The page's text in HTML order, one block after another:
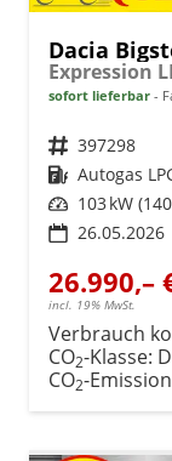
Dacia
Expression
sofort lieferbar
Fahrzeugnr. 397298
Kraftstoff Autogas
Leistung 103 kW
26.05.2026
26.990,–
incl. 19% MwSt.
Verbrauch
CO2-Klasse: D
CO2-